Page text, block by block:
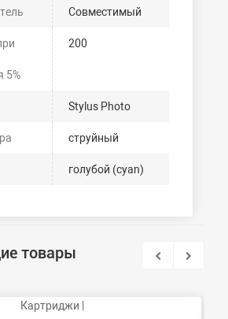
Совместимый
5%
200
Stylus Photo
струйный
голубой (cyan)
товары
Картриджи |